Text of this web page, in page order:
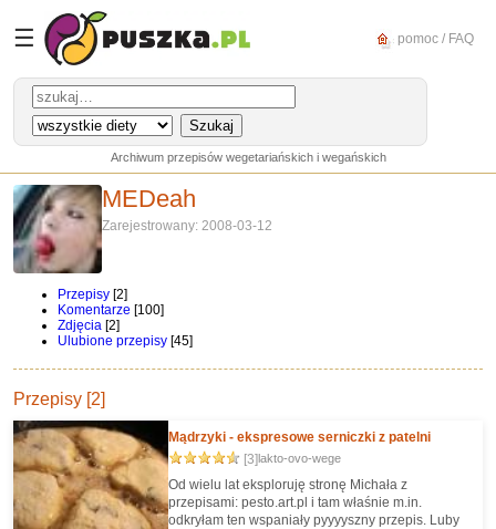
☰ pomoc / FAQ
Archiwum przepisów wegetariańskich i wegańskich
MEDeah
Zarejestrowany: 2008-03-12
Przepisy [2]
Komentarze [100]
Zdjęcia [2]
Ulubione przepisy [45]
Przepisy [2]
Mądrzyki - ekspresowe serniczki z patelni
[3]lakto-ovo-wege
Od wielu lat eksploruję stronę Michała z
przepisami: pesto.art.pl i tam właśnie m.in.
odkryłam ten wspaniały pyyyyszny przepis. Luby